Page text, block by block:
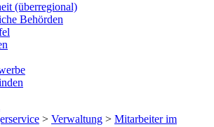
(überregional)
Behörden
> Verwaltung > Mitarbeiter im